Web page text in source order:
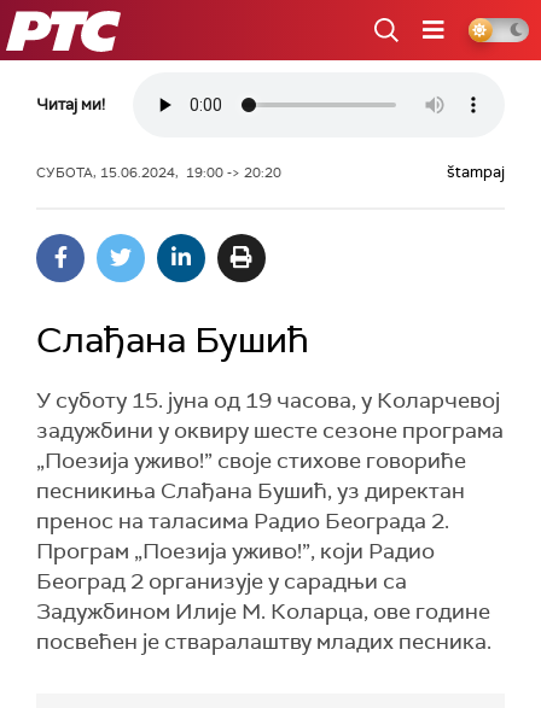
РТС
Читај ми!
СУБОТА, 15.06.2024, 19:00 -> 20:20 štampaj
Слађана Бушић
У суботу 15. јуна од 19 часова, у Коларчевој
задужбини у оквиру шесте сезоне програма
„Поезија уживо!” своје стихове говориће
песникиња Слађана Бушић, уз директан
пренос на таласима Радио Београда 2.
Програм „Поезија уживо!”, који Радио
Београд 2 организује у сарадњи са
Задужбином Илије М. Коларца, ове године
посвећен је стваралаштву младих песника.